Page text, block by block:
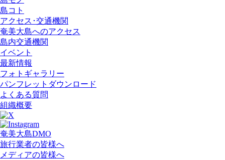
島コト
アクセス･交通機関
奄美大島へのアクセス
島内交通機関
イベント
最新情報
フォトギャラリー
パンフレットダウンロード
よくある質問
組織概要
奄美大島DMO
旅行業者の皆様へ
メディアの皆様へ